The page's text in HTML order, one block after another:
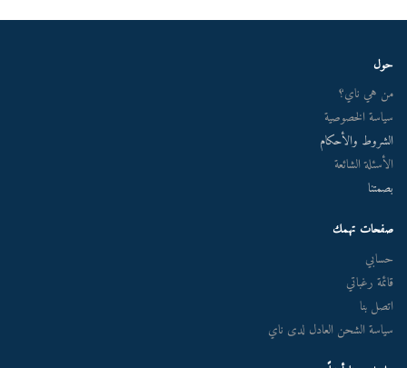
حول
من هي ناي؟
سياسة الخصوصية
الشروط والأحكام
الأسئلة الشائعة
بصمتنا
صفحات تهمك
حسابي
قائمة رغباتي
اتصل بنا
سياسة الشحن العادل لدى ناي